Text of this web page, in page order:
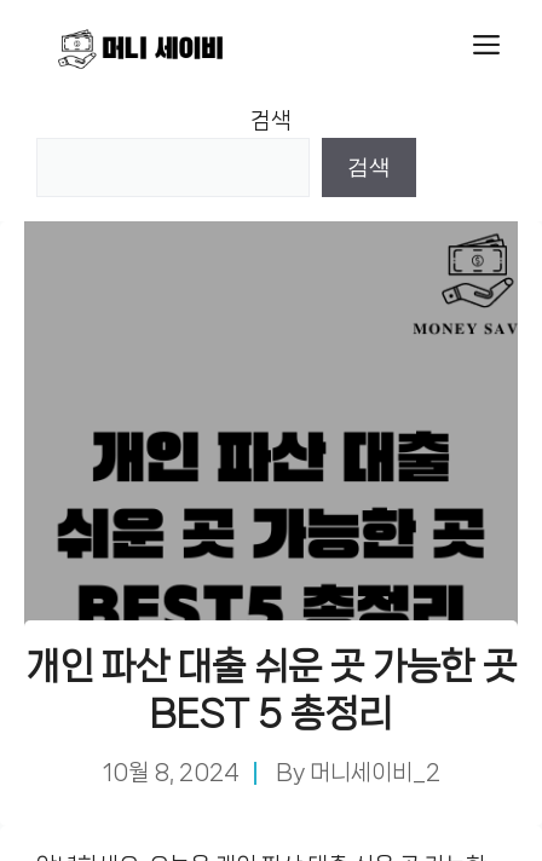
검색
검색
개인 파산 대출 쉬운 곳 가능한 곳
BEST 5 총정리
10월 8, 2024 By 머니세이비_2